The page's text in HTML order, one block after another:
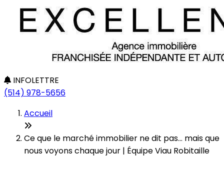
INFOLETTRE
(514) 978-5656
Accueil
Ce que le marché immobilier ne dit pas… mais que
nous voyons chaque jour | Équipe Viau Robitaille